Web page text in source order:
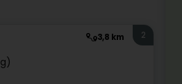
3,8 km 2